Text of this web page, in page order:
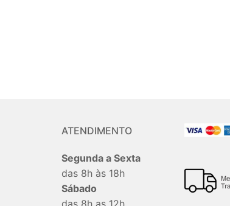
ATENDIMENTO
Segunda a Sexta
das 8h às 18h
Sábado
das 8h as 12h